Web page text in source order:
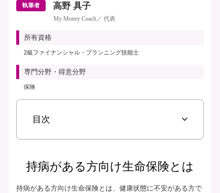
執筆者 高野 具子
My Money Coach／ 代表
所有資格
2級ファイナンシャル・プランニング技能士
専門分野・得意分野
保険
目次
持病がある方向け生命保険とは
持病がある方向け生命保険とは、健康状態に不安がある方で